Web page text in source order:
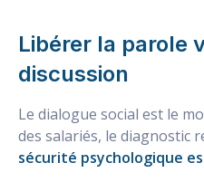
Libérer la parole
discussion
Le dialogue social est le
des salariés, le diagnostic
sécurité psychologique